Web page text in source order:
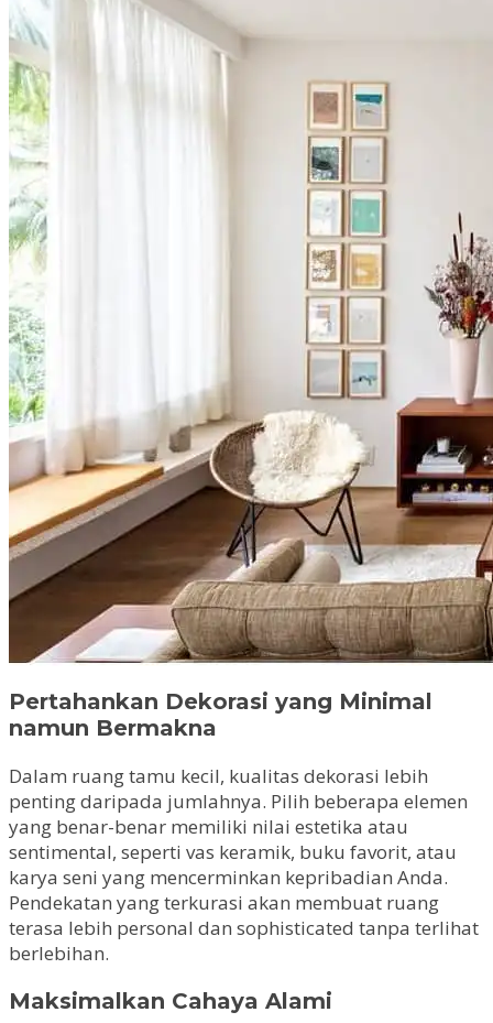
Pertahankan Dekorasi yang Minimal
namun Bermakna
Dalam ruang tamu kecil, kualitas dekorasi lebih
penting daripada jumlahnya. Pilih beberapa elemen
yang benar-benar memiliki nilai estetika atau
sentimental, seperti vas keramik, buku favorit, atau
karya seni yang mencerminkan kepribadian Anda.
Pendekatan yang terkurasi akan membuat ruang
terasa lebih personal dan sophisticated tanpa terlihat
berlebihan.
Maksimalkan Cahaya Alami